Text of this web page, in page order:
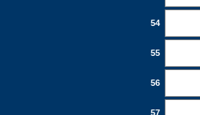
54
55
56
57